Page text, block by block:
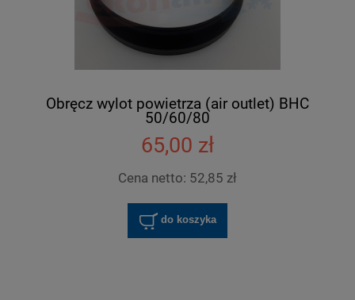
Obręcz wylot powietrza (air outlet) BHC
50/60/80
65,00 zł
Cena netto: 52,85 zł
do koszyka